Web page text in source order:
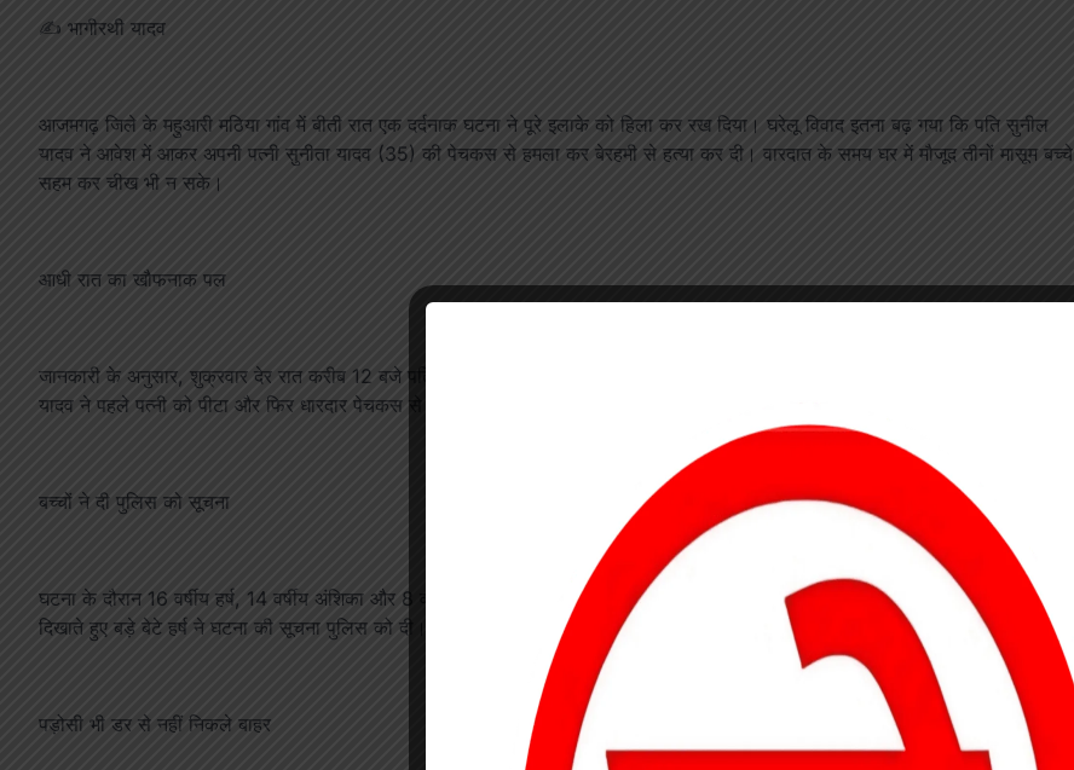
✍️ भागीरथी यादव
आजमगढ़ जिले के महुआरी मठिया गांव में बीती रात एक दर्दनाक घटना ने पूरे इलाके को हिला कर रख दिया। घरेलू विवाद इतना बढ़ गया कि पति सुनील
यादव ने आवेश में आकर अपनी पत्नी सुनीता यादव (35) की पेचकस से हमला कर बेरहमी से हत्या कर दी। वारदात के समय घर में मौजूद तीनों मासूम बच्चे
सहम कर चीख भी न सके।
आधी रात का खौफनाक पल
जानकारी के अनुसार, शुक्रवार देर रात करीब 12 बजे पति-पत्नी के बीच किसी बात को लेकर विवाद हुआ। देखते ही देखते मामला इतना बढ़ गया कि सुनील
यादव ने पहले पत्नी को पीटा और फिर धारदार पेचकस से कई वार कर दिए। गले और शरीर पर गहरे घावों के चलते सुनीता की मौके पर ही मौत हो गई।
बच्चों ने दी पुलिस को सूचना
घटना के दौरान 16 वर्षीय हर्ष, 14 वर्षीय अंशिका और 8 वर्षीय प्रिंस घर में ही मौजूद थे। मां की चीखें सुनकर तीनों बच्चे दहशत में आ गए। बड़ी बहादुरी
दिखाते हुए बड़े बेटे हर्ष ने घटना की सूचना पुलिस को दी।
पड़ोसी भी डर से नहीं निकले बाहर